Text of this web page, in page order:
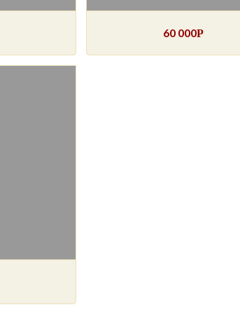
60 000Р